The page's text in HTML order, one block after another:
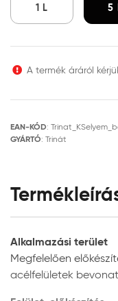
1 L 5
A termék áráról
EAN-KÓD:
GYÁRTÓ: Trinát
Alkalmazási terület
Megfelelően
acélfelületek